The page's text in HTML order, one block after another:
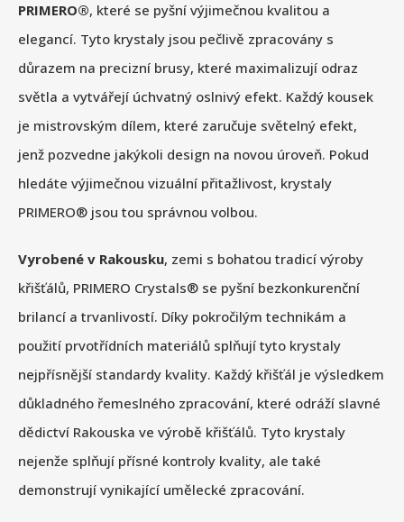
PRIMERO®, které se pyšní výjimečnou kvalitou a
elegancí. Tyto krystaly jsou pečlivě zpracovány s
důrazem na precizní brusy, které maximalizují odraz
světla a vytvářejí úchvatný oslnivý efekt. Každý kousek
je mistrovským dílem, které zaručuje světelný efekt,
jenž pozvedne jakýkoli design na novou úroveň. Pokud
hledáte výjimečnou vizuální přitažlivost, krystaly
PRIMERO® jsou tou správnou volbou.
Vyrobené v Rakousku, zemi s bohatou tradicí výroby
křišťálů, PRIMERO Crystals® se pyšní bezkonkurenční
brilancí a trvanlivostí. Díky pokročilým technikám a
použití prvotřídních materiálů splňují tyto krystaly
nejpřísnější standardy kvality. Každý křišťál je výsledkem
důkladného řemeslného zpracování, které odráží slavné
dědictví Rakouska ve výrobě křišťálů. Tyto krystaly
nejenže splňují přísné kontroly kvality, ale také
demonstrují vynikající umělecké zpracování.